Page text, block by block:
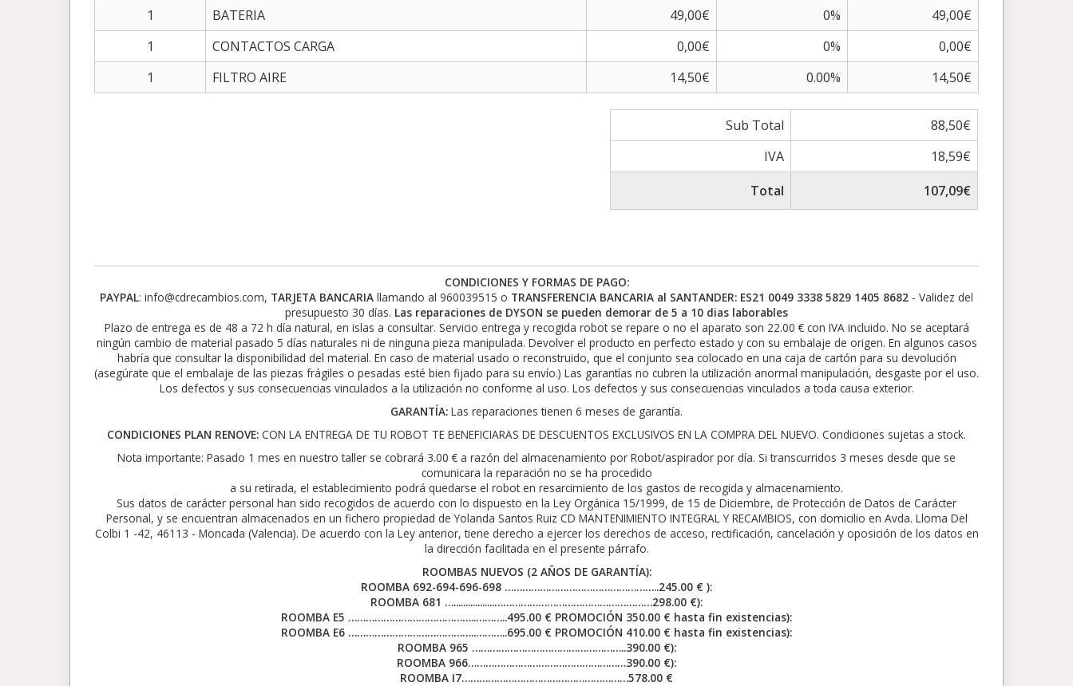
1
BATERIA 49,00€ 0%
49,00€
1
CONTACTOS CARGA 0,00€ 0%
0,00€
1
FILTRO AIRE 14,50€ 0.00% 14,50€
Sub Total
88,50€
IVA
18,59€
Total
107,09€
CONDICIONES Y FORMAS DE PAGO:
PAYPAL: info@cdrecambios.com, TARJETA BANCARIA llamando al 960039515 o TRANSFERENCIA BANCARIA al SANTANDER: ES21 0049 3338 5829 1405 8682 - Validez del
presupuesto 30 días. Las reparaciones de DYSON se pueden demorar de 5 a 10 dias laborables
Plazo de entrega es de 48 a 72 h día natural, en islas a consultar. Servicio entrega y recogida robot se repare o no el aparato son 22.00 € con IVA incluido. No se aceptará
ningún cambio de material pasado 5 días naturales ni de ninguna pieza manipulada. Devolver el producto en perfecto estado y con su embalaje de origen. En algunos casos
habría que consultar la disponibilidad del material. En caso de material usado o reconstruido, que el conjunto sea colocado en una caja de cartón para su devolución
(asegúrate que el embalaje de las piezas frágiles o pesadas esté bien fijado para su envío.) Las garantías no cubren la utilización anormal manipulación, desgaste por el uso.
Los defectos y sus consecuencias vinculados a la utilización no conforme al uso. Los defectos y sus consecuencias vinculados a toda causa exterior.
GARANTÍA: Las reparaciones tienen 6 meses de garantía.
CONDICIONES PLAN RENOVE: CON LA ENTREGA DE TU ROBOT TE BENEFICIARAS DE DESCUENTOS EXCLUSIVOS EN LA COMPRA DEL NUEVO. Condiciones sujetas a stock.
Nota importante: Pasado 1 mes en nuestro taller se cobrará 3.00 € a razón del almacenamiento por Robot/aspirador por día. Si transcurridos 3 meses desde que se
comunicara la reparación no se ha procedido
a su retirada, el establecimiento podrá quedarse el robot en resarcimiento de los gastos de recogida y almacenamiento.
Sus datos de carácter personal han sido recogidos de acuerdo con lo dispuesto en la Ley Orgánica 15/1999, de 15 de Diciembre, de Protección de Datos de Carácter
Personal, y se encuentran almacenados en un fichero propiedad de Yolanda Santos Ruiz CD MANTENIMIENTO INTEGRAL Y RECAMBIOS, con domicilio en Avda. Lloma Del
Colbi 1 -42, 46113 - Moncada (Valencia). De acuerdo con la Ley anterior, tiene derecho a ejercer los derechos de acceso, rectificación, cancelación y oposición de los datos en
la dirección facilitada en el presente párrafo.
ROOMBAS NUEVOS (2 AÑOS DE GARANTÍA):
ROOMBA 692-694-696-698 ……………………………………………..245.00 € ):
ROOMBA 681 ….................………………………………………………298.00 €):
ROOMBA E5 ……………………………………..………..495.00 € PROMOCIÓN 350.00 € hasta fin existencias):
ROOMBA E6 ……………………………………..………..695.00 € PROMOCIÓN 410.00 € hasta fin existencias):
ROOMBA 965 ……………………………………………..390.00 €):
ROOMBA 966………………………………………………390.00 €):
ROOMBA I7…………………………………………………578.00 €